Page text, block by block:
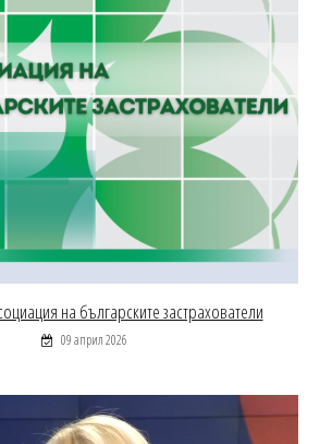
на българските застрахователи
09 април 2026